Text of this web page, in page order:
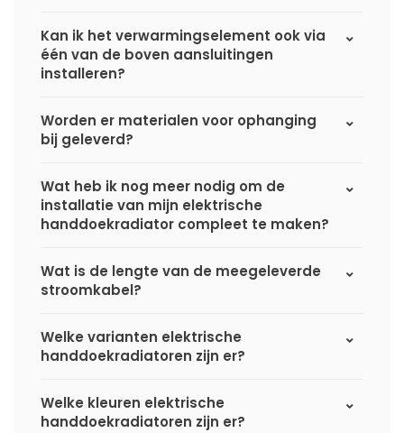
Kan ik het verwarmingselement ook via
één van de boven aansluitingen
installeren?
Worden er materialen voor ophanging
bij geleverd?
Wat heb ik nog meer nodig om de
installatie van mijn elektrische
handdoekradiator compleet te maken?
Wat is de lengte van de meegeleverde
stroomkabel?
Welke varianten elektrische
handdoekradiatoren zijn er?
Welke kleuren elektrische
handdoekradiatoren zijn er?